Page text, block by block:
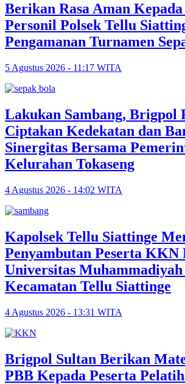
Berikan Rasa Aman
Personil Polsek Tellu
Pengamanan Turnamen
5 Agustus 2026 - 11:17 WITA
Lakukan Sambang,
Ciptakan Kedekatan dan
Sinergitas Bersama
Kelurahan Tokaseng
4 Agustus 2026 - 14:02 WITA
Kapolsek Tellu Siattinge
Penyambutan Peserta KKN
Universitas Muhammadiyah
Kecamatan Tellu Siattinge
4 Agustus 2026 - 13:31 WITA
Brigpol Sultan Berikan
PBB Kepada Peserta